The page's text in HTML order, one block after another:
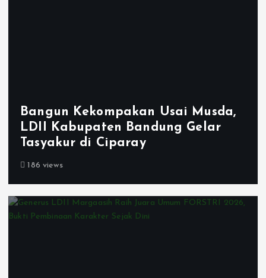
Bangun Kekompakan Usai Musda,
LDII Kabupaten Bandung Gelar
Tasyakur di Ciparay
186 views